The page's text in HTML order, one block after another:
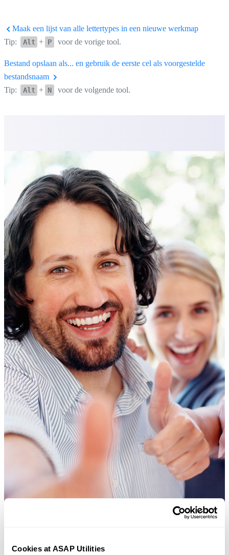
Cookies at ASAP Utilities
Maak een lijst van alle lettertypes in een nieuwe werkmap
Tip:
Alt + P voor de vorige tool.
Bestand opslaan als... en gebruik de eerste cel als voorgestelde
bestandsnaam
Tip:
Alt + N voor de volgende tool.